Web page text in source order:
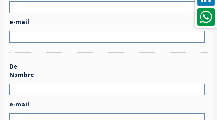
e-mail
De
Nombre
e-mail